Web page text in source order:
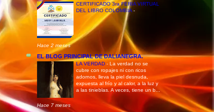
CERTIFICADO 3ra FERIA VIRTUAL
DEL LIBRO COLOMBIA -
Hace 2 meses
EL BLOG PRINCIPAL DE DALIANEGRA.
LA VERDAD - La verdad no se
cubre con ropajes ni con ricos
adornos, lleva la piel desnuda,
expuesta al frío y al calor, a la luz y
a las tinieblas. A veces, tiene un b...
Hace 7 meses